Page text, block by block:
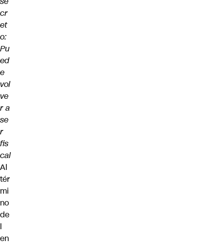
cr
et
o:
Pu
ed
e
vol
ve
r a
se
r
fis
cal
Al
tér
mi
no
de
l
en